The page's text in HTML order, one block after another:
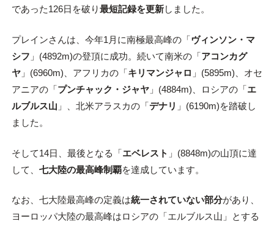
であった126日を破り最短記録を更新しました。
プレインさんは、今年1月に南極最高峰の「ヴィンソン・マ
シフ 」(4892m)の登頂に成功。続いて南米の「アコンカグ
ヤ」(6960m)、アフリカの「キリマンジャロ 」(5895m)、オセ
アニアの「プンチャック・ジャヤ」(4884m)、ロシアの「エ
ルブルス山 」、北米アラスカの「デナリ 」(6190m)を踏破し
ました。
そして14日、最後となる「エベレスト 」(8848m)の山頂に達
して、 七大陸の最高峰制覇を達成しています。
なお、七大陸最高峰の定義は統一されていない部分があり、
ヨーロッパ大陸の最高峰はロシアの「エルブルス山」とする